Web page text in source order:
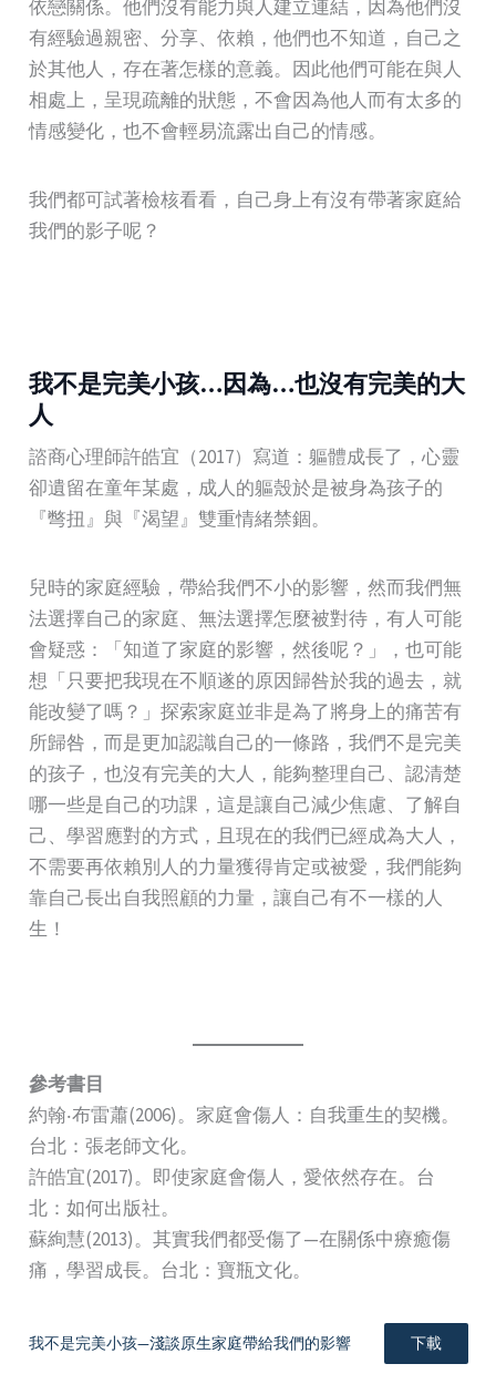
依戀關係。他們沒有能力與人建立連結，因為他們沒
有經驗過親密、分享、依賴，他們也不知道，自己之
於其他人，存在著怎樣的意義。因此他們可能在與人
相處上，呈現疏離的狀態，不會因為他人而有太多的
情感變化，也不會輕易流露出自己的情感。
我們都可試著檢核看看，自己身上有沒有帶著家庭給
我們的影子呢？
我不是完美小孩…因為…也沒有完美的大
人
諮商心理師許皓宜（2017）寫道：軀體成長了，心靈
卻遺留在童年某處，成人的軀殼於是被身為孩子的
『彆扭』與『渴望』雙重情緒禁錮。
兒時的家庭經驗，帶給我們不小的影響，然而我們無
法選擇自己的家庭、無法選擇怎麼被對待，有人可能
會疑惑：「知道了家庭的影響，然後呢？」，也可能
想「只要把我現在不順遂的原因歸咎於我的過去，就
能改變了嗎？」探索家庭並非是為了將身上的痛苦有
所歸咎，而是更加認識自己的一條路，我們不是完美
的孩子，也沒有完美的大人，能夠整理自己、認清楚
哪一些是自己的功課，這是讓自己減少焦慮、了解自
己、學習應對的方式，且現在的我們已經成為大人，
不需要再依賴別人的力量獲得肯定或被愛，我們能夠
靠自己長出自我照顧的力量，讓自己有不一樣的人
生！
參考書目
約翰‧布雷蕭(2006)。家庭會傷人：自我重生的契機。
台北：張老師文化。
許皓宜(2017)。即使家庭會傷人，愛依然存在。台
北：如何出版社。
蘇絢慧(2013)。其實我們都受傷了—在關係中療癒傷
痛，學習成長。台北：寶瓶文化。
我不是完美小孩—淺談原生家庭帶給我們的影響 下載